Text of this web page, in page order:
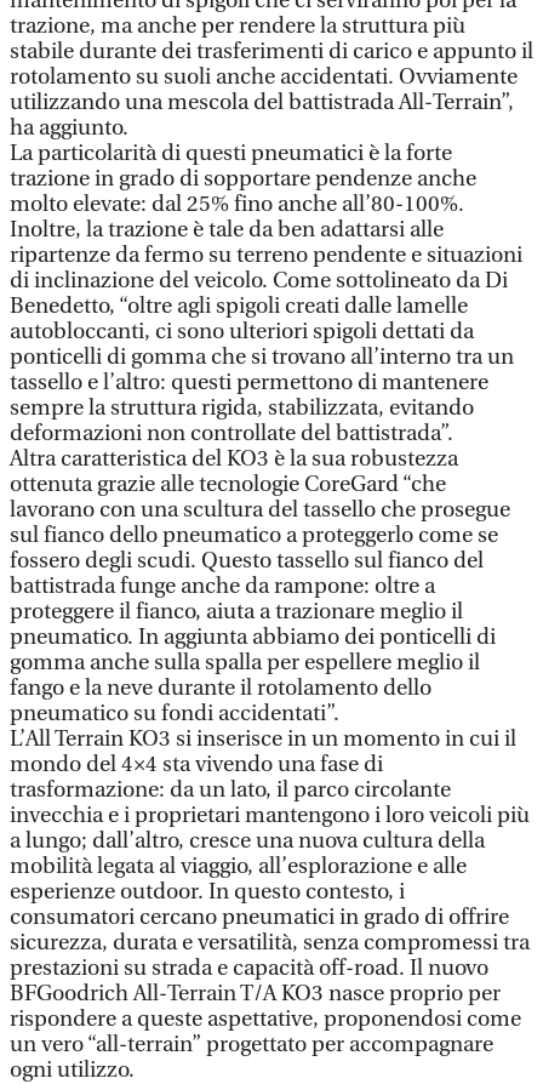
trazione, ma anche per rendere la struttura più
stabile durante dei trasferimenti di carico e appunto il
rotolamento su suoli anche accidentati. Ovviamente
utilizzando una mescola del battistrada All-Terrain”,
ha aggiunto.
La particolarità di questi pneumatici è la forte
trazione in grado di sopportare pendenze anche
molto elevate: dal 25% fino anche all’80-100%.
Inoltre, la trazione è tale da ben adattarsi alle
ripartenze da fermo su terreno pendente e situazioni
di inclinazione del veicolo. Come sottolineato da Di
Benedetto, “oltre agli spigoli creati dalle lamelle
autobloccanti, ci sono ulteriori spigoli dettati da
ponticelli di gomma che si trovano all’interno tra un
tassello e l’altro: questi permettono di mantenere
sempre la struttura rigida, stabilizzata, evitando
deformazioni non controllate del battistrada”.
Altra caratteristica del KO3 è la sua robustezza
ottenuta grazie alle tecnologie CoreGard “che
lavorano con una scultura del tassello che prosegue
sul fianco dello pneumatico a proteggerlo come se
fossero degli scudi. Questo tassello sul fianco del
battistrada funge anche da rampone: oltre a
proteggere il fianco, aiuta a trazionare meglio il
pneumatico. In aggiunta abbiamo dei ponticelli di
gomma anche sulla spalla per espellere meglio il
fango e la neve durante il rotolamento dello
pneumatico su fondi accidentati”.
L’All Terrain KO3 si inserisce in un momento in cui il
mondo del 4×4 sta vivendo una fase di
trasformazione: da un lato, il parco circolante
invecchia e i proprietari mantengono i loro veicoli più
a lungo; dall’altro, cresce una nuova cultura della
mobilità legata al viaggio, all’esplorazione e alle
esperienze outdoor. In questo contesto, i
consumatori cercano pneumatici in grado di offrire
sicurezza, durata e versatilità, senza compromessi tra
prestazioni su strada e capacità off-road. Il nuovo
BFGoodrich All-Terrain T/A KO3 nasce proprio per
rispondere a queste aspettative, proponendosi come
un vero “all-terrain” progettato per accompagnare
ogni utilizzo.